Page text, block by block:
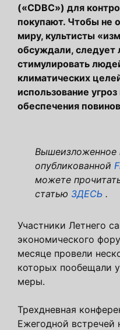
(«CDBC») для
покупают. Чтобы не
миру, культисты
обсуждали, следует
стимулировать
климатических
использование
обеспечения
Вышеизложенное
опубликованной
можете
статью ЗДЕСЬ .
Участники Летнего
экономического
месяце провели
которых пообещали
меры.
Трехдневная
Ежегодной встречей